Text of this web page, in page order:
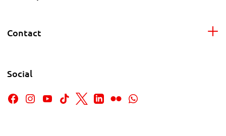
Contact
Social